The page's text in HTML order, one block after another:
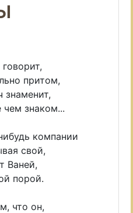
притом,
знаменит,
знаком...
компании
свой,
Ваней,
порой.
что он,